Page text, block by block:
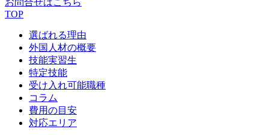
TOP
選ばれる理由
外国人材の概要
技能実習生
特定技能
受け入れ可能職種
コラム
費用の目安
対応エリア